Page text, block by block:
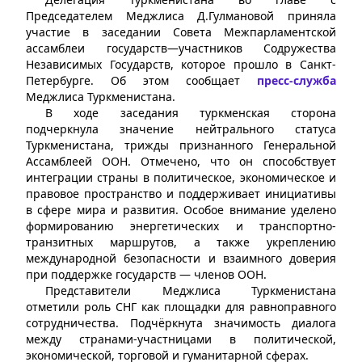
Председателем Меджлиса Д.Гулмановой приняла
участие в заседании Совета Межпарламентской
ассамблеи государств—участников Содружества
Независимых Государств, которое прошло в Санкт-
Петербурге. Об этом сообщает пресс-служба
Меджлиса Туркменистана.
В ходе заседания туркменская сторона
подчеркнула значение нейтрального статуса
Туркменистана, трижды признанного Генеральной
Ассамблеей ООН. Отмечено, что он способствует
интеграции страны в политическое, экономическое и
правовое пространство и поддерживает инициативы
в сфере мира и развития. Особое внимание уделено
формированию энергетических и транспортно-
транзитных маршрутов, а также укреплению
международной безопасности и взаимного доверия
при поддержке государств — членов ООН.
Представители Меджлиса Туркменистана
отметили роль СНГ как площадки для равноправного
сотрудничества. Подчёркнута значимость диалога
между странами-участницами в политической,
экономической, торговой и гуманитарной сферах.